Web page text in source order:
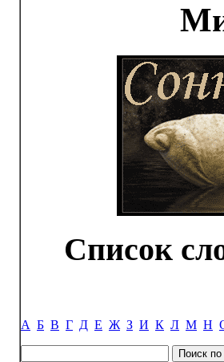
Список
А Б В Г Д Е Ж З И К Л М Н